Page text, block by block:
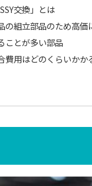
交換」とは
の組立部品のため高価
ことが多い部品
費用はどのくらいかか